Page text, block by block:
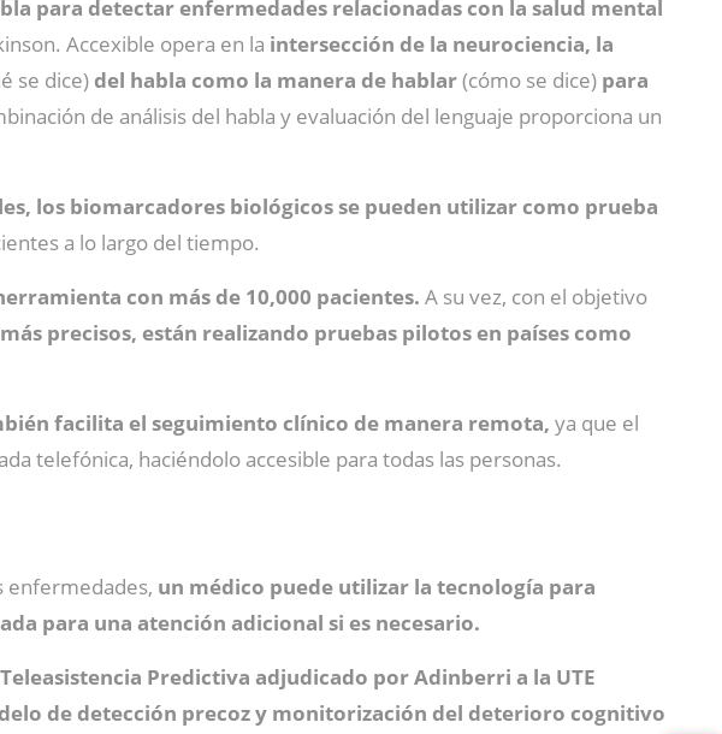
para detectar enfermedades relacionadas con la salud mental
Accexible opera en la intersección de la neurociencia, la
se dice) del habla como la manera de hablar(cómo se dice) para
de análisis del habla y evaluación del lenguaje proporciona un
los biomarcadores biológicos se pueden utilizar como prueba
a lo largo del tiempo.
con más de 10,000 pacientes. A su vez, con el objetivo
precisos, están realizando pruebas pilotos en países como
facilita el seguimiento clínico de manera remota, ya que el
telefónica, haciéndolo accesible para todas las personas.
enfermedades, un médico puede utilizar la tecnología para
para una atención adicional si es necesario.
Predictiva adjudicado por Adinberri a la UTE
de detección precoz y monitorización del deterioro cognitivo